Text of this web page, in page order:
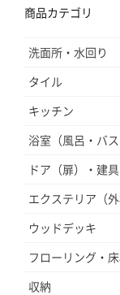
商品カテゴリ
洗面所・水回り
タイル
キッチン
浴室（風呂・バ
ドア（扉）・建
エクステリア（
ウッドデッキ
フローリング・
収納